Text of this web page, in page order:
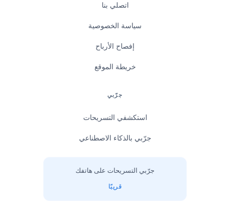
اتصلي بنا
سياسة الخصوصية
إفصاح الأرباح
خريطة الموقع
جرّبي
استكشفي التسريحات
جرّبي بالذكاء الاصطناعي
جرّبي التسريحات على هاتفك
قريبًا